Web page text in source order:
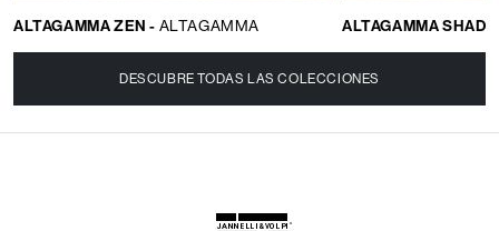
ALTAGAMMA ZEN - ALTAGAMMA ALTAGAMMA
DESCUBRE TODAS LAS COLECCIONES